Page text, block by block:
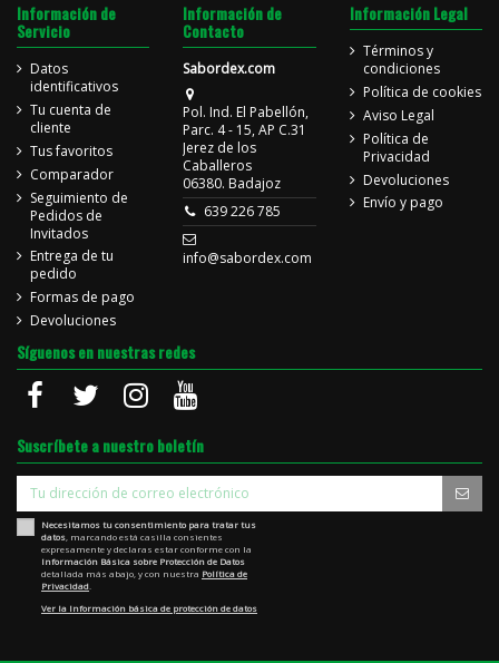
Información de
Servicio
Datos
identificativos
Tu cuenta de
cliente
Tus favoritos
Comparador
Seguimiento de
Pedidos de
Invitados
Entrega de tu
pedido
Formas de pago
Devoluciones
Información de
Contacto
Sabordex.com
Pol. Ind. El Pabellón,
Parc. 4 - 15, AP C.31
Jerez de los
Caballeros
06380. Badajoz
639 226 785
info@sabordex.com
Información Legal
Términos y
condiciones
Política de cookies
Aviso Legal
Política de
Privacidad
Devoluciones
Envío y pago
Síguenos en nuestras redes
Suscríbete a nuestro boletín
Necesitamos tu consentimiento para tratar tus
datos , marcando está casilla consientes
expresamente y declaras estar conforme con la
Información Básica sobre Protección de Datos
detallada más abajo, y con nuestra Política de
Privacidad
Ver la Información básica de protección de datos